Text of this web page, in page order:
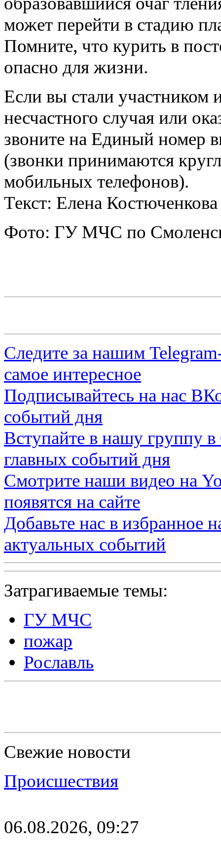
может перейти в стадию
Помните, что курить в
опасно для жизни.
Если вы стали участником
несчастного случая или
звоните на Единый номер
(звонки принимаются
мобильных телефонов).
Текст: Елена Костюченкова
Фото: ГУ МЧС по
Следите за нашим
самое интересное
Подписывайтесь на нас
событий дня
Вступайте в нашу группу в
главных событий дня
Смотрите наши видео на
появятся на сайте
Добавьте нас в избранное
актуальных событий
Затрагиваемые темы:
ГУ МЧС
пожар
Рославль
Свежие новости
Происшествия
06.08.2026, 09:27